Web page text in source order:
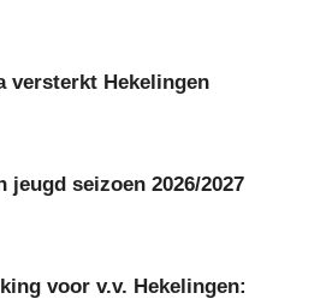
versterkt Hekelingen
jeugd seizoen 2026/2027
voor v.v. Hekelingen: